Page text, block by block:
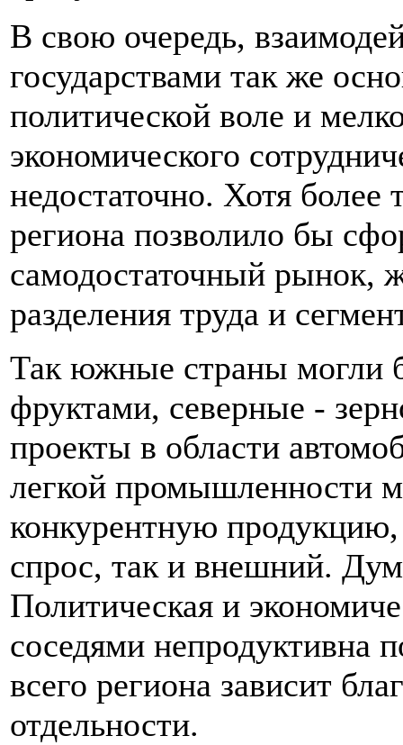
В свою очередь,
государствами так же
политической воле и
экономического
недостаточно. Хотя более
региона позволило бы
самодостаточный рынок,
разделения труда и
Так южные страны могли
фруктами, северные -
проекты в области
легкой промышленности
конкурентную
спрос, так и внешний.
Политическая и
соседями непродуктивна
всего региона зависит
отдельности.